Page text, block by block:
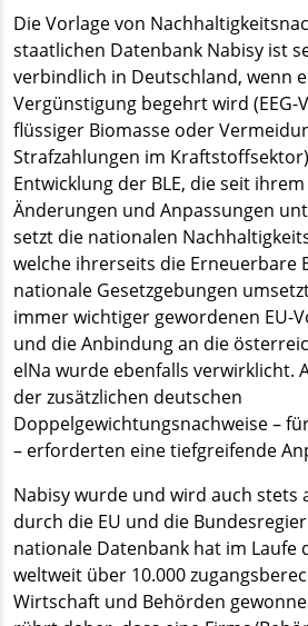
Die Vorlage von
staatlichen Datenbank Nabisy ist
verbindlich in Deutschland, wenn
Vergünstigung begehrt wird (EEG-
flüssiger Biomasse oder
Strafzahlungen im
Entwicklung der BLE, die seit
Änderungen und Anpassungen
setzt die nationalen
welche ihrerseits die Erneuerbare
nationale Gesetzgebungen
immer wichtiger gewordenen EU-
und die Anbindung an die
elNa wurde ebenfalls verwirklicht.
der zusätzlichen deutschen
Doppelgewichtungsnachweise –
– erforderten eine tiefgreifende
Nabisy wurde und wird auch stets
durch die EU und die
nationale Datenbank hat im Laufe
weltweit über 10.000
Wirtschaft und Behörden